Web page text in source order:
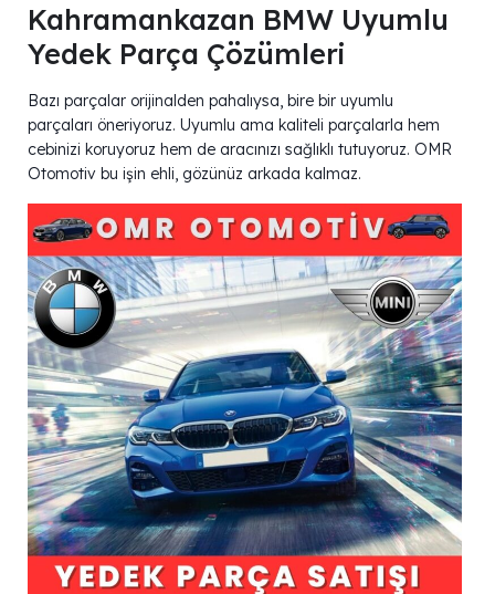
Kahramankazan BMW Uyumlu
Yedek Parça Çözümleri
Bazı parçalar orijinalden pahalıysa, bire bir uyumlu
parçaları öneriyoruz. Uyumlu ama kaliteli parçalarla hem
cebinizi koruyoruz hem de aracınızı sağlıklı tutuyoruz. OMR
Otomotiv bu işin ehli, gözünüz arkada kalmaz.